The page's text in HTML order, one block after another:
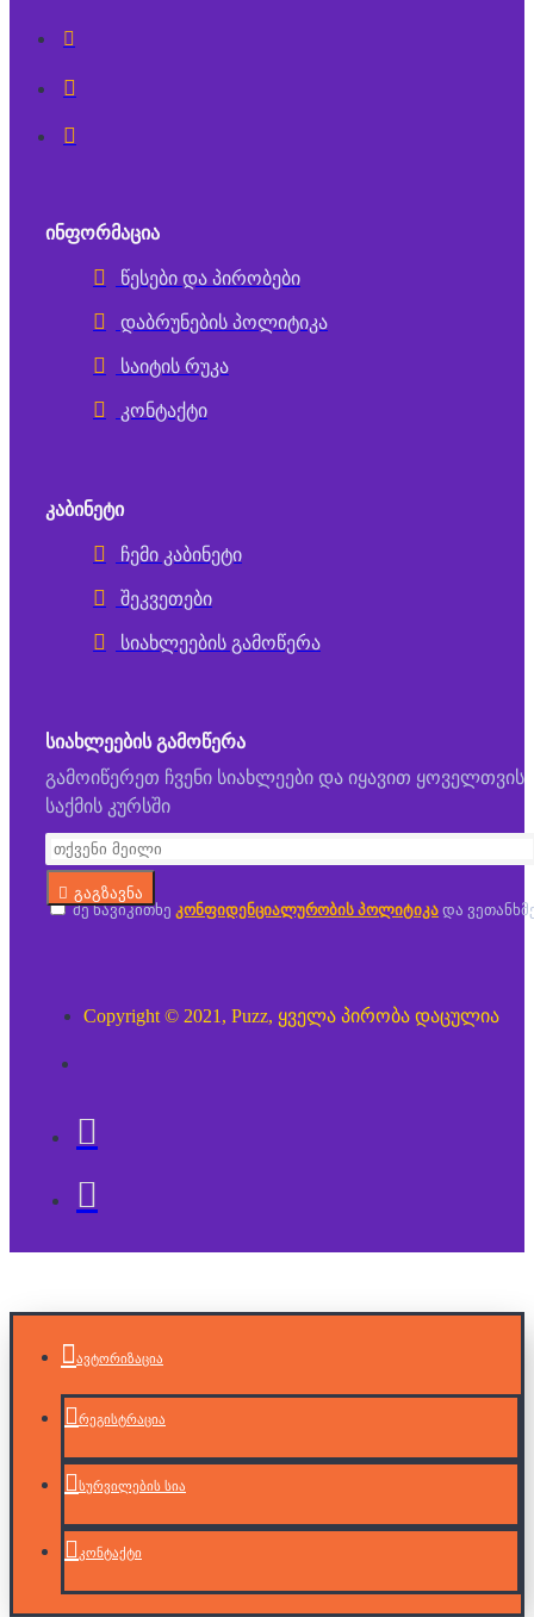
ᲘᲜᲤᲝᲠᲛᲐᲪᲘᲐ
წესები და პირობები
დაბრუნების პოლიტიკა
საიტის რუკა
კონტაქტი
ᲙᲐᲑᲘᲜᲔᲢᲘ
ჩემი კაბინეტი
შეკვეთები
სიახლეების გამოწერა
ᲡᲘᲐᲮᲚᲔᲔᲑᲘᲡ ᲒᲐᲛᲝᲬᲔᲠᲐ
გამოიწერეთ ჩვენი სიახლეები და იყავით ყოველთვის
საქმის კურსში
გაგზავნა
მე წავიკითხე კონფიდენციალურობის პოლიტიკა და
Copyright © 2021, Puzz, ყველა პირობა დაცულია
ავტორიზაცია
რეგისტრაცია
სურვილების სია
კონტაქტი